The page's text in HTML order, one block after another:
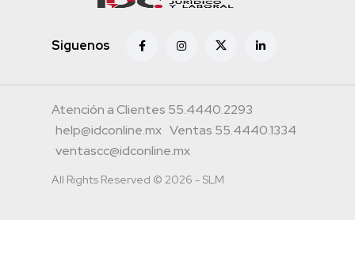
Siguenos
Atención a Clientes 55.4440.2293
help@idconline.mx Ventas 55.4440.1334
ventascc@idconline.mx
All Rights Reserved © 2026 - SLM